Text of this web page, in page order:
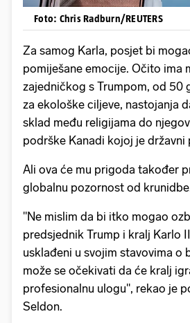
Foto: Chris Radburn/REUTERS
Za samog Karla, posjet bi
pomiješane emocije. Očito ima
zajedničkog s Trumpom, od 50
za ekološke ciljeve, nastojanja
sklad među religijama do
podrške Kanadi kojoj je državni
Ali ova će mu prigoda također
globalnu pozornost od
"Ne mislim da bi itko mogao
predsjednik Trump i kralj Karlo
usklađeni u svojim stavovima o
može se očekivati ​​da će kralj
profesionalnu ulogu", rekao je
Seldon.